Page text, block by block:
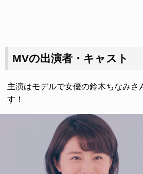
MVの出演者・キャスト
主演はモデルで女優の鈴木ちなみさ
す！